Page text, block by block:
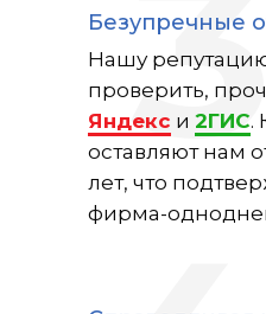
Безупречные
Нашу
проверить,
Яндекс и 2ГИС.
оставляют нам
лет, что
фирма-